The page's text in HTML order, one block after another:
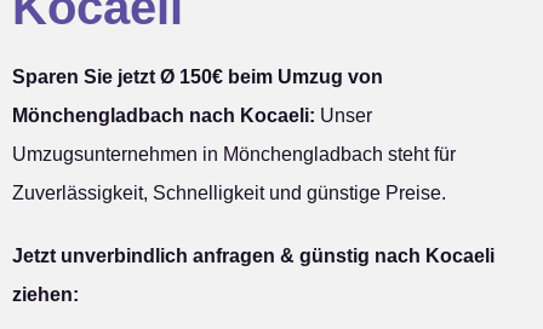
Sparen Sie jetzt Ø 150€ beim Umzug von
Mönchengladbach nach Kocaeli: Unser
Umzugsunternehmen in Mönchengladbach steht für
Zuverlässigkeit, Schnelligkeit und günstige Preise.
Jetzt unverbindlich anfragen & günstig nach Kocaeli
ziehen: